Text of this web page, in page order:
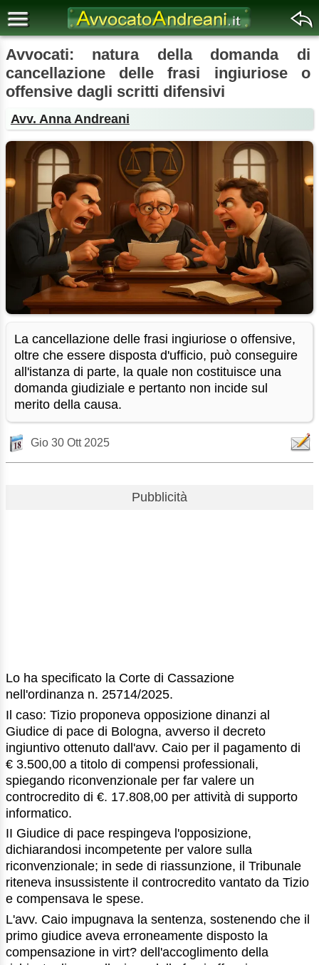
Avvocati: natura della domanda di
cancellazione delle frasi ingiuriose o
offensive dagli scritti difensivi
Avv. Anna Andreani
La cancellazione delle frasi ingiuriose o offensive,
oltre che essere disposta d'ufficio, può conseguire
all'istanza di parte, la quale non costituisce una
domanda giudiziale e pertanto non incide sul
merito della causa.
Gio 30 Ott 2025
Pubblicità
Lo ha specificato la Corte di Cassazione
nell'ordinanza n. 25714/2025.
Il caso: Tizio proponeva opposizione dinanzi al
Giudice di pace di Bologna, avverso il decreto
ingiuntivo ottenuto dall'avv. Caio per il pagamento di
€ 3.500,00 a titolo di compensi professionali,
spiegando riconvenzionale per far valere un
controcredito di €. 17.808,00 per attività di supporto
informatico.
II Giudice di pace respingeva l'opposizione,
dichiarandosi incompetente per valore sulla
riconvenzionale; in sede di riassunzione, il Tribunale
riteneva insussistente il controcredito vantato da Tizio
e compensava le spese.
L'avv. Caio impugnava la sentenza, sostenendo che il
primo giudice aveva erroneamente disposto la
compensazione in virt? dell'accoglimento della